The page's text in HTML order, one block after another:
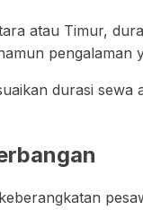
atau Timur,
pengalaman
durasi